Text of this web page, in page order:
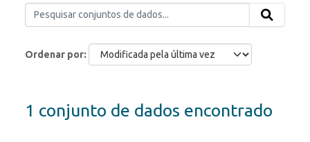
Ordenar por
1 conjunto de dados encontrado